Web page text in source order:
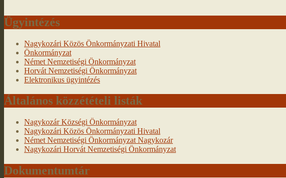
Ügyintézés
Nagykozári Közös Önkormányzati Hivatal
Önkormányzat
Német Nemzetiségi Önkormányzat
Horvát Nemzetiségi Önkormányzat
Elektronikus ügyintézés
Általános közzétételi listák
Nagykozár Községi Önkormányzat
Nagykozári Közös Önkormányzati Hivatal
Német Nemzetiségi Önkormányzat Nagykozár
Nagykozári Horvát Nemzetiségi Önkormányzat
Dokumentumtár